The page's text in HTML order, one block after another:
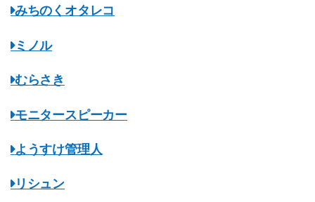
みちのくオタレコ
ミノル
むらさき
モニタースピーカー
ようすけ管理人
リシュン